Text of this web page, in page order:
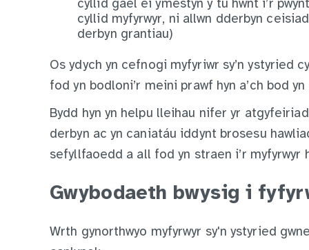
cyllid gael ei ymestyn y tu hwnt i’r
cyllid myfyrwyr, ni allwn dderbyn
derbyn grantiau)
Os ydych yn cefnogi myfyriwr sy’n ystyried
fod yn bodloni’r meini prawf hyn a’ch bod
Bydd hyn yn helpu lleihau nifer yr
derbyn ac yn caniatáu iddynt brosesu
sefyllfaoedd a all fod yn straen i’r myfyrwyr
Gwybodaeth bwysig i
Wrth gynorthwyo myfyrwyr sy'n ystyried